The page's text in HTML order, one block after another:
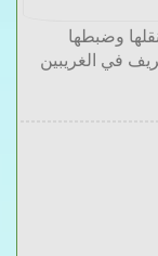
وضبطها
في الغريبين